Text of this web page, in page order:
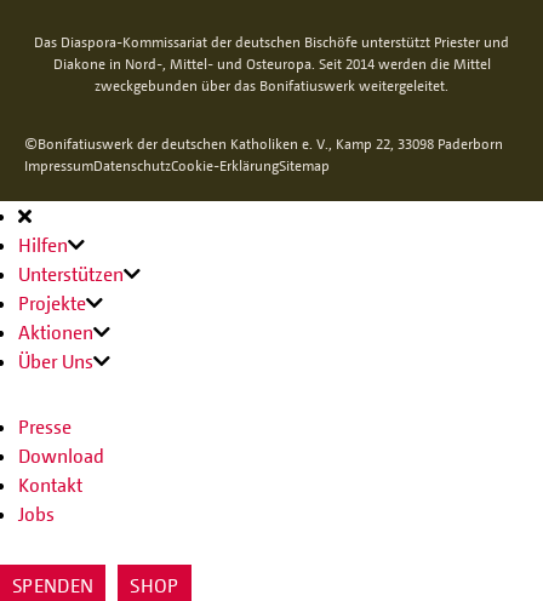
Das Diaspora-Kommissariat der deutschen Bischöfe unterstützt Priester und
Diakone in Nord-, Mittel- und Osteuropa. Seit 2014 werden die Mittel
zweckgebunden über das Bonifatiuswerk weitergeleitet.
©Bonifatiuswerk der deutschen Katholiken e. V., Kamp 22, 33098 Paderborn
ImpressumDatenschutzCookie-ErklärungSitemap
Hauptnavigation
Hilfen
Unterstützen
Projekte
Aktionen
Über Uns
Presse
Download
Kontakt
Jobs
SPENDEN SHOP